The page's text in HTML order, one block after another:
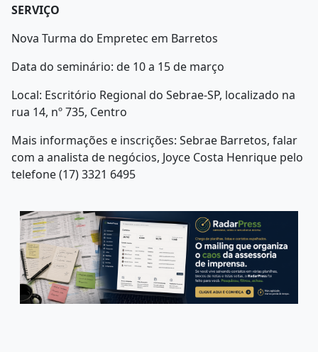
SERVIÇO
Nova Turma do Empretec em Barretos
Data do seminário: de 10 a 15 de março
Local: Escritório Regional do Sebrae-SP, localizado na
rua 14, nº 735, Centro
Mais informações e inscrições: Sebrae Barretos, falar
com a analista de negócios, Joyce Costa Henrique pelo
telefone (17) 3321 6495